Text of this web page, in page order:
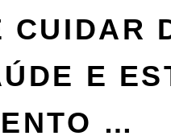
CUIDAR
E
…